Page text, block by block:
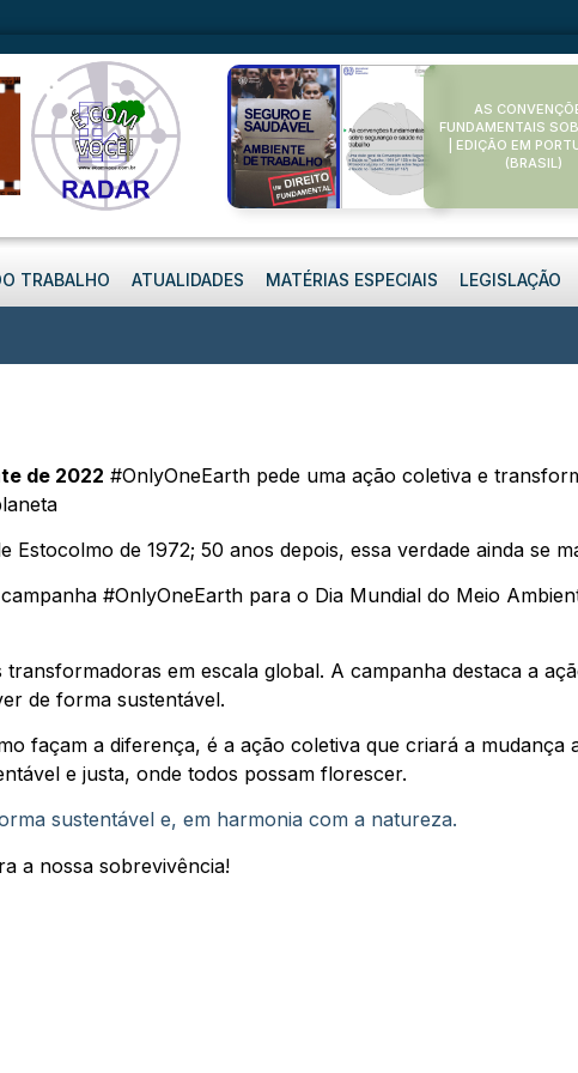
AS
FUNDAMENTAIS
| EDIÇÃO EM
(BRASIL)
TRABALHO ATUALIDADES MATÉRIAS ESPECIAIS LEGISLAÇÃO
de 2022 #OnlyOneEarth pede uma ação coletiva e
Estocolmo de 1972; 50 anos depois, essa verdade ainda se
#OnlyOneEarth para o Dia Mundial do Meio
em escala global. A campanha destaca a
de forma sustentável.
façam a diferença, é a ação coletiva que criará a
e justa, onde todos possam florescer.
sustentável e, em harmonia com a natureza.
a nossa sobrevivência!